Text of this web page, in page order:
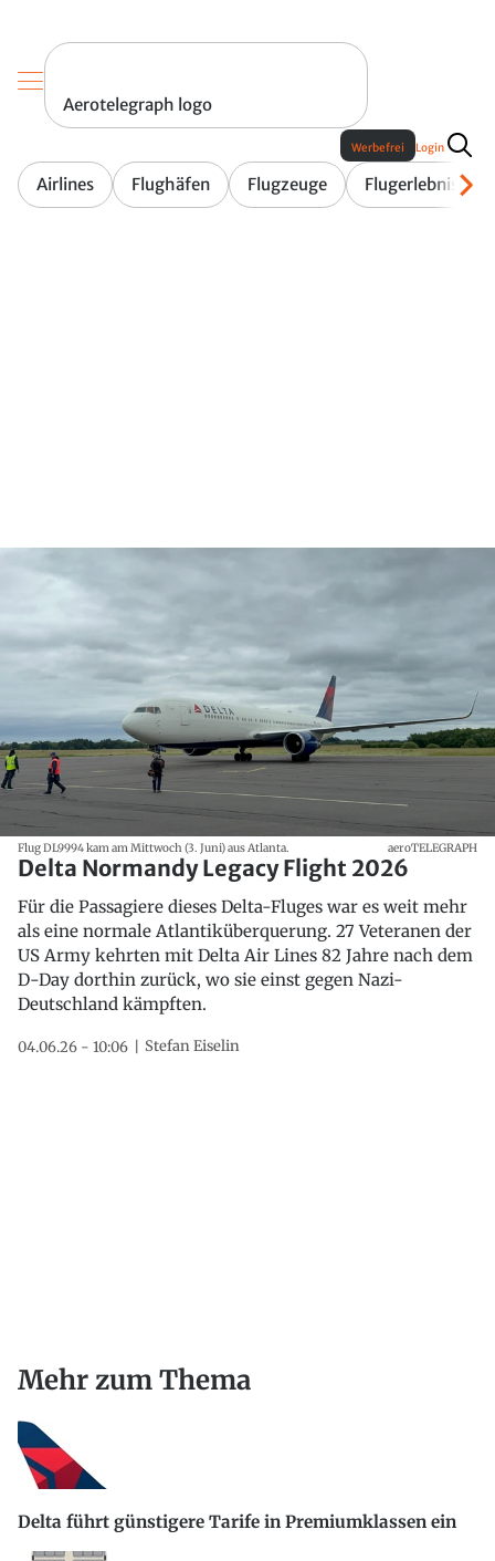
Aerotelegraph logo
Airlines Flughäfen Flugzeuge Flugerlebnis
Werbefrei Login
Flug DL9994 kam am Mittwoch (3. Juni) aus Atlanta. aeroTELEGRAPH
Delta Normandy Legacy Flight 2026
Für die Passagiere dieses Delta-Fluges war es weit mehr
als eine normale Atlantiküberquerung. 27 Veteranen der
US Army kehrten mit Delta Air Lines 82 Jahre nach dem
D-Day dorthin zurück, wo sie einst gegen Nazi-
Deutschland kämpften.
04.06.26 - 10:06 Stefan Eiselin
Mehr zum Thema
Delta führt günstigere Tarife in Premiumklassen ein